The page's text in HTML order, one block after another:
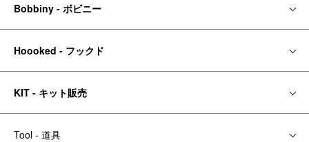
Bobbiny - ボビニー
Hoooked - フックド
KIT - キット販売
Tool - 道具